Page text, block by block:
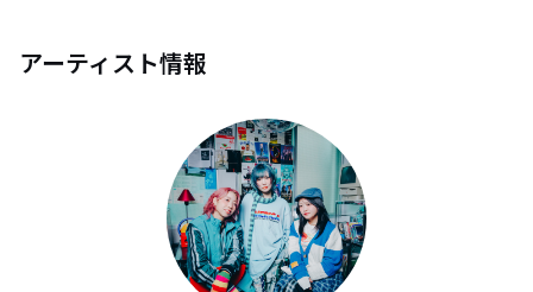
アーティスト情報